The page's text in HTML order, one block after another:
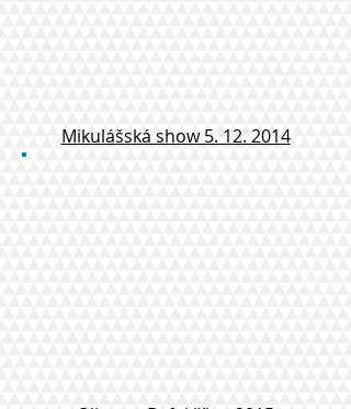
Mikulášská show 5. 12. 2014